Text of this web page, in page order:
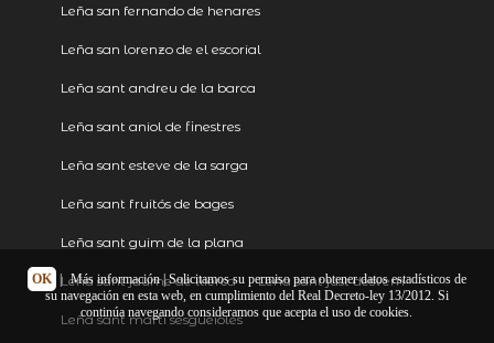
Leña san fernando de henares
Leña san lorenzo de el escorial
Leña sant andreu de la barca
Leña sant aniol de finestres
Leña sant esteve de la sarga
Leña sant fruitós de bages
Leña sant guim de la plana
Leña sant jaume de llierca Leña sant just desvern
Leña sant martí sesgueioles
OK | Más información| Solicitamos su permiso para obtener datos estadísticos de
su navegación en esta web, en cumplimiento del Real Decreto-ley 13/2012. Si
continúa navegando consideramos que acepta el uso de cookies.